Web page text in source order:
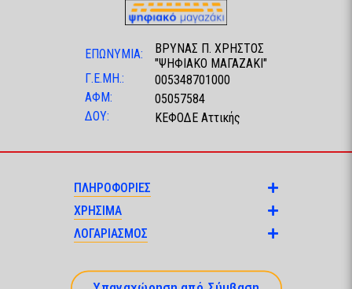
ΕΠΩΝΥΜΙΑ:
ΒΡΥΝΑΣ Π. ΧΡΗΣΤΟΣ
"ΨΗΦΙΑΚΟ ΜΑΓΑΖΑΚΙ"
Γ.Ε.ΜΗ.:
005348701000
ΑΦΜ:
05057584
ΔΟΥ:
ΚΕΦΟΔΕ Αττικής
ΠΛΗΡΟΦΟΡΙΕΣ
ΧΡΗΣΙΜΑ
ΛΟΓΑΡΙΑΣΜΟΣ